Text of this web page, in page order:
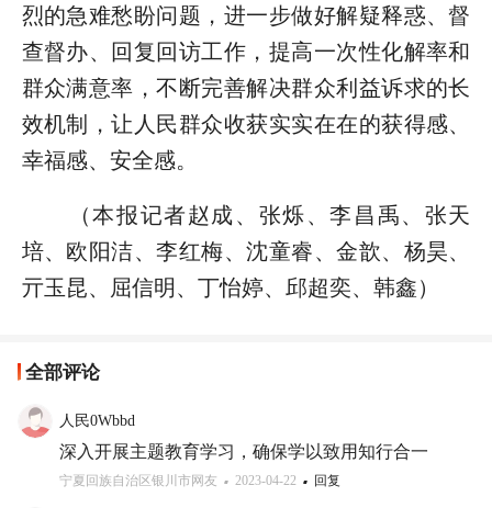
烈的急难愁盼问题，进一步做好解疑释惑、督
查督办、回复回访工作，提高一次性化解率和
群众满意率，不断完善解决群众利益诉求的长
效机制，让人民群众收获实实在在的获得感、
幸福感、安全感。
（本报记者赵成、张烁、李昌禹、张天
培、欧阳洁、李红梅、沈童睿、金歆、杨昊、
亓玉昆、屈信明、丁怡婷、邱超奕、韩鑫）
全部评论
人民0Wbbd
深入开展主题教育学习，确保学以致用知行合一
宁夏回族自治区银川市网友 2023-04-22 回复